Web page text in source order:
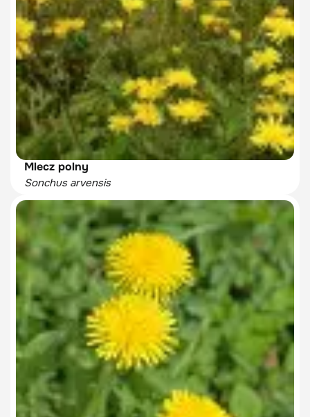
Mlecz polny
Sonchus arvensis